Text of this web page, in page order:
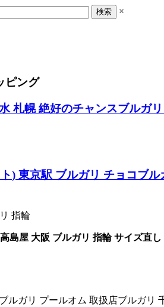
×
ピング
札幌絶好のチャンスブルガ
) 東京駅 ブルガリ チョコブル
指輪
島屋 大阪 ブルガリ 指輪 サイズ直し
ルガリ プールオム 取扱店ブルガリ